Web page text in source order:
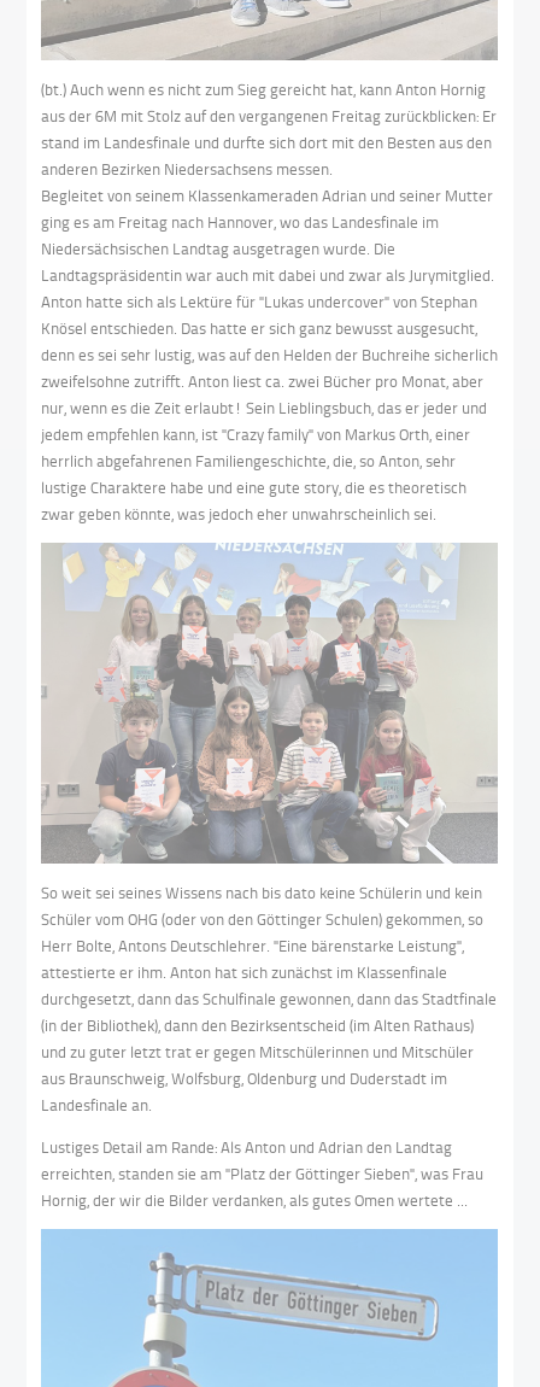
(bt.) Auch wenn es nicht zum Sieg gereicht hat, kann Anton Hornig
aus der 6M mit Stolz auf den vergangenen Freitag zurückblicken: Er
stand im Landesfinale und durfte sich dort mit den Besten aus den
anderen Bezirken Niedersachsens messen.
Begleitet von seinem Klassenkameraden Adrian und seiner Mutter
ging es am Freitag nach Hannover, wo das Landesfinale im
Niedersächsischen Landtag ausgetragen wurde. Die
Landtagspräsidentin war auch mit dabei und zwar als Jurymitglied.
Anton hatte sich als Lektüre für "Lukas undercover" von Stephan
Knösel entschieden. Das hatte er sich ganz bewusst ausgesucht,
denn es sei sehr lustig, was auf den Helden der Buchreihe sicherlich
zweifelsohne zutrifft. Anton liest ca. zwei Bücher pro Monat, aber
nur, wenn es die Zeit erlaubt! Sein Lieblingsbuch, das er jeder und
jedem empfehlen kann, ist "Crazy family" von Markus Orth, einer
herrlich abgefahrenen Familiengeschichte, die, so Anton, sehr
lustige Charaktere habe und eine gute story, die es theoretisch
zwar geben könnte, was jedoch eher unwahrscheinlich sei.
So weit sei seines Wissens nach bis dato keine Schülerin und kein
Schüler vom OHG (oder von den Göttinger Schulen) gekommen, so
Herr Bolte, Antons Deutschlehrer. "Eine bärenstarke Leistung",
attestierte er ihm. Anton hat sich zunächst im Klassenfinale
durchgesetzt, dann das Schulfinale gewonnen, dann das Stadtfinale
(in der Bibliothek), dann den Bezirksentscheid (im Alten Rathaus)
und zu guter letzt trat er gegen Mitschülerinnen und Mitschüler
aus Braunschweig, Wolfsburg, Oldenburg und Duderstadt im
Landesfinale an.
Lustiges Detail am Rande: Als Anton und Adrian den Landtag
erreichten, standen sie am "Platz der Göttinger Sieben", was Frau
Hornig, der wir die Bilder verdanken, als gutes Omen wertete ...